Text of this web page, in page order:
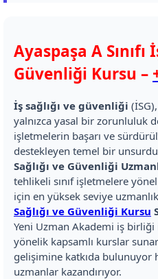
Ayaspaşa A Sınıfı
Güvenliği Kursu –
İş sağlığı ve güvenliği
yalnızca yasal bir zorunluluk
işletmelerin başarı ve
destekleyen temel bir
Sağlığı ve Güvenliği
tehlikeli sınıf işletmelere
için en yüksek seviye uzmanlık
Sağlığı ve Güvenliği Kursu
Yeni Uzman Akademi iş birliği
yönelik kapsamlı kurslar
gelişimine katkıda bulunuyor
uzmanlar kazandırıyor.